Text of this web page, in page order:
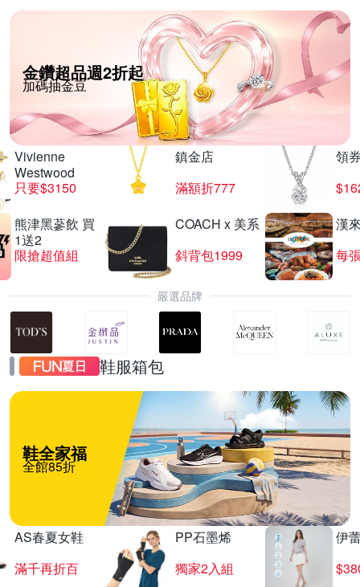
金鑽超品週2折起
加碼抽金豆
Vivienne
Westwood
只要$3150
鎮金店
滿額折777
領
熊津黑蔘飲 買
1送2
限搶超值組
COACH x 美系
斜背包1999
漢
每
嚴選品牌
鞋服箱包
鞋全家福
全館85折
AS春夏女鞋
滿千再折百
PP石墨烯
獨家2入組
伊